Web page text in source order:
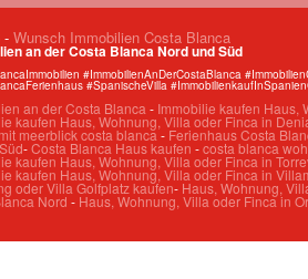
- Wunsch Immobilien Costa Blanca
an der Costa Blanca Nord und Süd
#ImmobilienAnDerCostaBlanca
#SpanischeVilla
an der Costa Blanca- Immobilie kaufen Haus,
kaufen Haus, Wohnung, Villa oder Finca in
meerblick costa blanca- Ferienhaus Costa
-Costa Blanca Haus kaufen -costa blanca
kaufen Haus, Wohnung, Villa oder Finca in
kaufen Haus, Wohnung, Villa oder Finca in
oder Villa Golfplatz kaufen- Haus, Wohnung,
Nord - Haus, Wohnung, Villa oder Finca in